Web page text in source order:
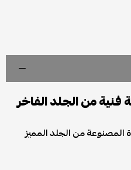
فنية من الجلد الفاخر
المصنوعة من الجلد المميز